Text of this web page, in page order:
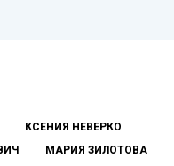
КСЕНИЯ НЕВЕРКО
МАРИЯ ЗИЛОТОВА